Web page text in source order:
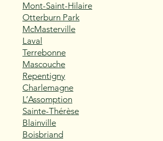
Mont-Saint-Hilaire
Otterburn Park
McMasterville
Laval
Terrebonne
Mascouche
Repentigny
Charlemagne
L’Assomption
Sainte-Thérèse
Blainville
Boisbriand